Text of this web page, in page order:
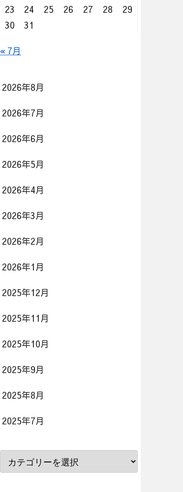
23
24 25 26 27 28
29
30
31
« 7月
2026年8月
2026年7月
2026年6月
2026年5月
2026年4月
2026年3月
2026年2月
2026年1月
2025年12月
2025年11月
2025年10月
2025年9月
2025年8月
2025年7月